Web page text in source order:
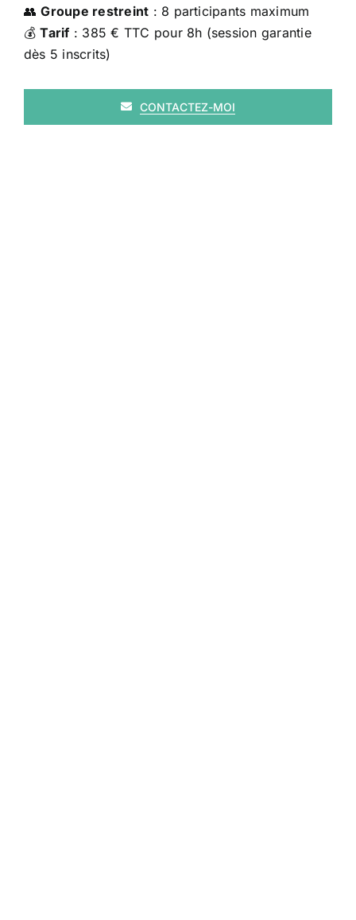
👥Groupe restreint : 8 participants maximum
💰Tarif: 385 € TTC pour 8h (session garantie
dès 5 inscrits)
CONTACTEZ-MOI